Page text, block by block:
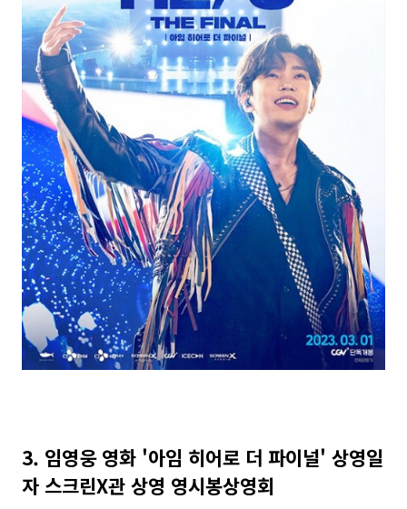
3. 임영웅 영화 '아임 히어로 더 파이널' 상영일
자 스크린X관 상영 영시봉상영회